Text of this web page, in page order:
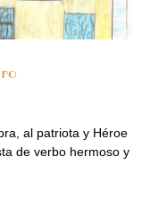
al patriota y Héroe
de verbo hermoso y